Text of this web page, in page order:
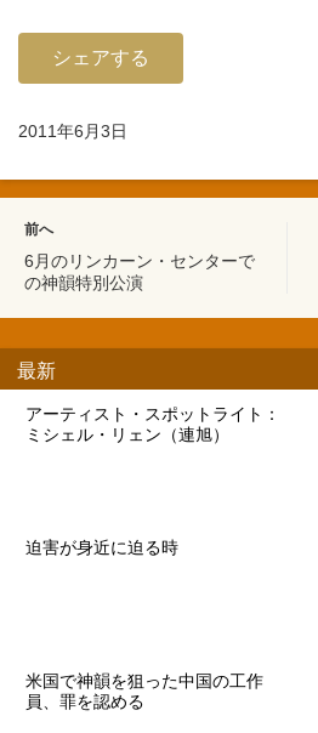
シェアする
2011年6月3日
前へ
6月のリンカーン・センターで
の神韻特別公演
最新
アーティスト・スポットライト：
ミシェル・リェン（連旭）
迫害が身近に迫る時
米国で神韻を狙った中国の工作
員、罪を認める